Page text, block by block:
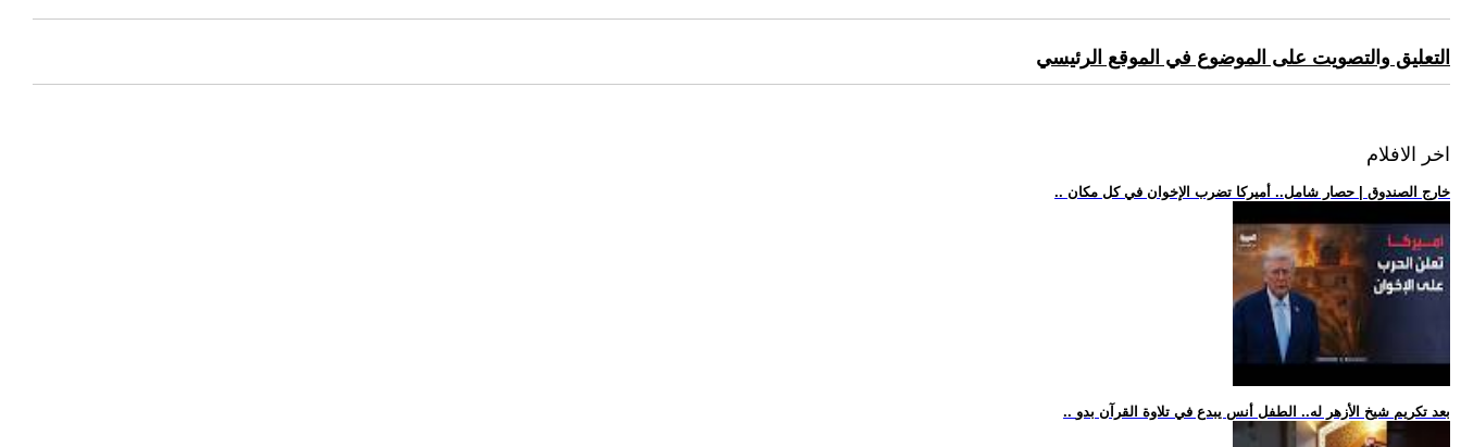
التعليق والتصويت على الموضوع في الموقع الرئيسي
اخر الافلام
.. خارج الصندوق | حصار شامل.. أميركا تضرب الإخوان في كل مكان
.. بعد تكريم شيخ الأزهر له.. الطفل أنس يبدع في تلاوة القرآن بدو